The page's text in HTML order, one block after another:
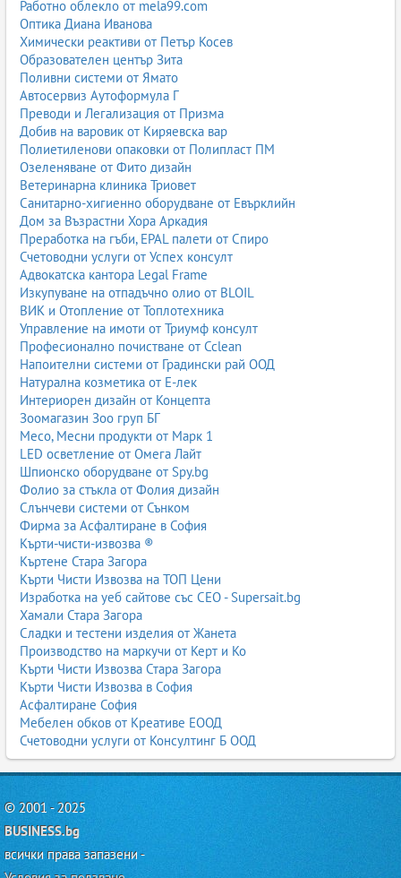
Работно облекло от mela99.com
Оптика Диана Иванова
Химически реактиви от Петър Косев
Образователен център Зита
Поливни системи от Ямато
Автосервиз Аутоформула Г
Преводи и Легализация от Призма
Добив на варовик от Киряевска вар
Полиетиленови опаковки от Полипласт ПМ
Озеленяване от Фито дизайн
Ветеринарна клиника Триовет
Санитарно-хигиенно оборудване от Евърклийн
Дом за Възрастни Хора Аркадия
Преработка на гъби, EPAL палети от Спиро
Счетоводни услуги от Успех консулт
Адвокатска кантора Legal Frame
Изкупуване на отпадъчно олио от BLOIL
ВИК и Отопление от Топлотехника
Управление на имоти от Триумф консулт
Професионално почистване от Cclean
Напоителни системи от Градински рай ООД
Натурална козметика от Е-лек
Интериорен дизайн от Концепта
Зоомагазин Зоо груп БГ
Месо, Месни продукти от Марк 1
LED осветление от Омега Лайт
Шпионско оборудване от Spy.bg
Фолио за стъкла от Фолия дизайн
Слънчеви системи от Сънком
Фирма за Асфалтиране в София
Кърти-чисти-извозва ®
Къртене Стара Загора
Кърти Чисти Извозва на ТОП Цени
Изработка на уеб сайтове със СЕО - Supersait.bg
Хамали Стара Загора
Сладки и тестени изделия от Жанета
Производство на маркучи от Керт и Ко
Кърти Чисти Извозва Стара Загора
Кърти Чисти Извозва в София
Асфалтиране София
Мебелен обков от Креативе ЕООД
Счетоводни услуги от Консултинг Б ООД
© 2001 - 2025
BUSINESS.bg
всички права запазени -